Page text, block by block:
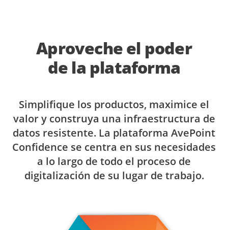
Aproveche el poder
de la plataforma
Simplifique los productos, maximice el
valor y construya una infraestructura de
datos resistente. La plataforma AvePoint
Confidence se centra en sus necesidades
a lo largo de todo el proceso de
digitalización de su lugar de trabajo.